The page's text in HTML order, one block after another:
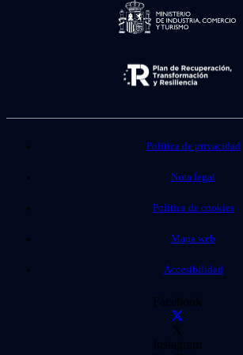
Política de privacidad
Nota legal
Política de cookies
Mapa web
Accesibilidad
Facebook
X
Instagram